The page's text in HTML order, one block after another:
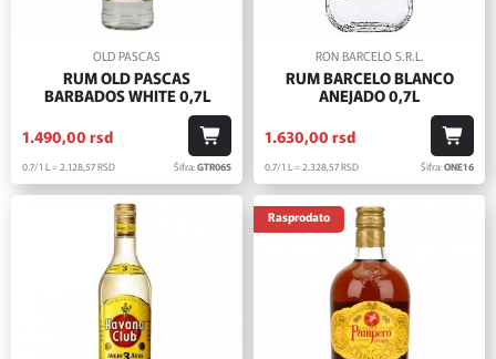
OLD PASCAS
RUM OLD PASCAS
BARBADOS WHITE 0,7L
1.490,00 rsd
0.7/1 L = 2.128,57RSD Šifra:GTR065
RON BARCELO S.R.L.
RUM BARCELO BLANCO
ANEJADO 0,7L
1.630,00 rsd
0.7/1 L = 2.328,57RSD Šifra:ONE16
Rasprodato